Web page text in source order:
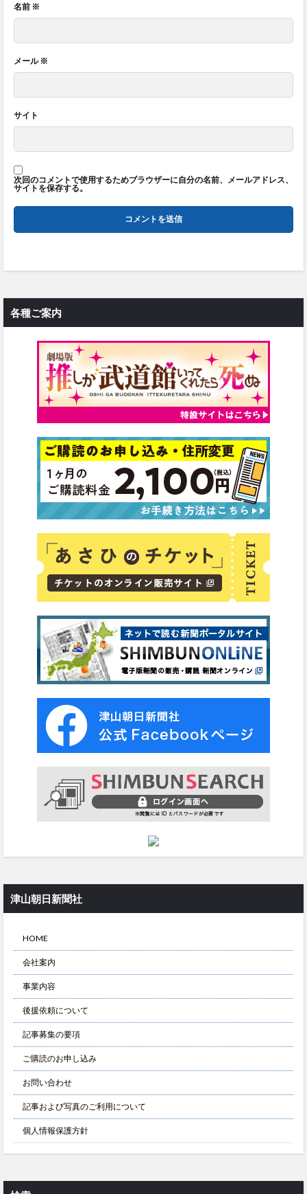
名前 ※
メール※
サイト
次回のコメントで使用するためブラウザーに自分の名前、メールアドレス、
サイトを保存する。
各種ご案内
津山朝日新聞社
HOME
会社案内
事業内容
後援依頼について
記事募集の要項
ご購読のお申し込み
お問い合わせ
記事および写真のご利用について
個人情報保護方針